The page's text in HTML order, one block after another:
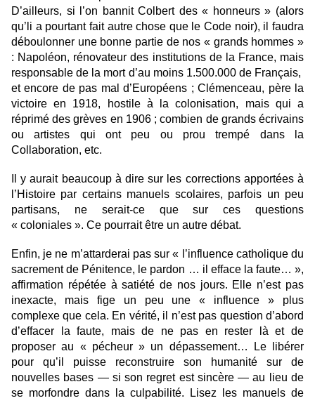
D’ailleurs, si l’on bannit Colbert des « honneurs » (alors
qu’li a pourtant fait autre chose que le Code noir), il faudra
déboulonner une bonne partie de nos « grands hommes »
: Napoléon, rénovateur des institutions de la France, mais
responsable de la mort d’au moins 1.500.000 de Français,
et encore de pas mal d’Européens ; Clémenceau, père la
victoire en 1918, hostile à la colonisation, mais qui a
réprimé des grèves en 1906 ; combien de grands écrivains
ou artistes qui ont peu ou prou trempé dans la
Collaboration, etc.
Il y aurait beaucoup à dire sur les corrections apportées à
l’Histoire par certains manuels scolaires, parfois un peu
partisans, ne serait-ce que sur ces questions
« coloniales ». Ce pourrait être un autre débat.
Enfin, je ne m’attarderai pas sur « l’influence catholique du
sacrement de Pénitence, le pardon … il efface la faute… »,
affirmation répétée à satiété de nos jours. Elle n’est pas
inexacte, mais fige un peu une « influence » plus
complexe que cela. En vérité, il n’est pas question d’abord
d’effacer la faute, mais de ne pas en rester là et de
proposer au « pécheur » un dépassement… Le libérer
pour qu’il puisse reconstruire son humanité sur de
nouvelles bases — si son regret est sincère — au lieu de
se morfondre dans la culpabilité. Lisez les manuels de